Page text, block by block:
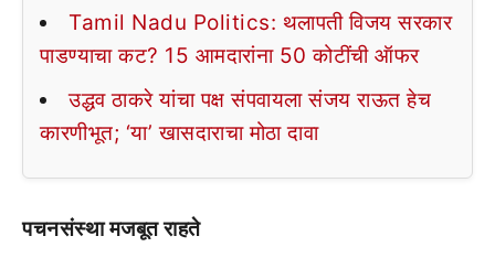
Tamil Nadu Politics: थलापती विजय सरकार
पाडण्याचा कट? 15 आमदारांना 50 कोटींची ऑफर
उद्धव ठाकरे यांचा पक्ष संपवायला संजय राऊत हेच
कारणीभूत; ‘या’ खासदाराचा मोठा दावा
पचनसंस्था मजबूत राहते